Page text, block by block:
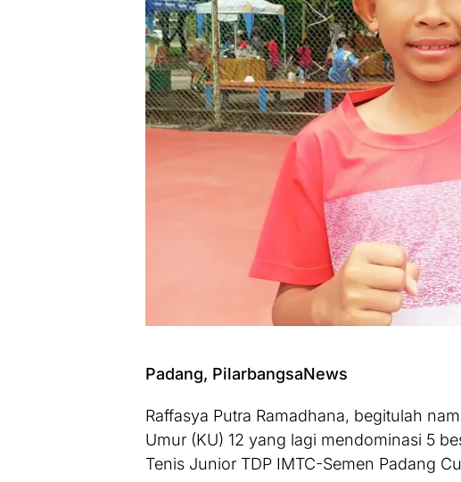
Padang, PilarbangsaNews
Raffasya Putra Ramadhana, begitulah
Umur (KU) 12 yang lagi mendominasi 5
Tenis Junior TDP IMTC-Semen Padang